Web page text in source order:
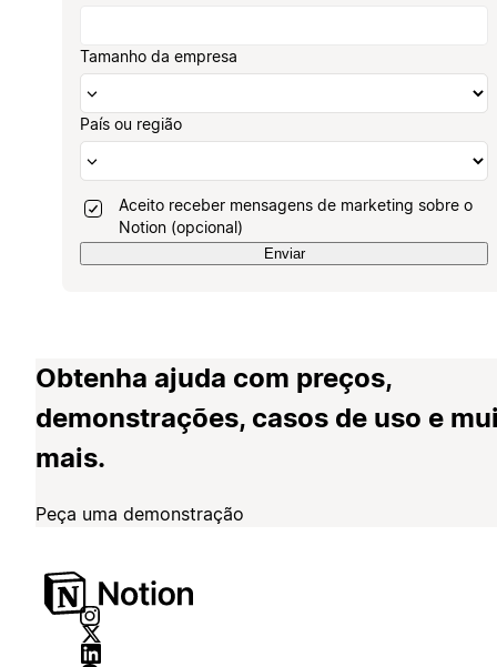
Tamanho da empresa
País ou região
Aceito receber mensagens de marketing sobre o
Notion (opcional)
Enviar
Obtenha ajuda com preços,
demonstrações, casos de uso e
mais.
Peça uma demonstração